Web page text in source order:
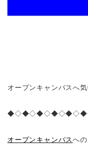
オープンキャンパスへ
オープンキャンパスへ